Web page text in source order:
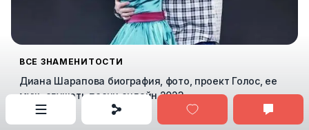
ВСЕ ЗНАМЕНИТОСТИ
Диана Шарапова биография, фото, проект Голос, ее
муж, слушать песни онлайн 2023
598 04/02/2019